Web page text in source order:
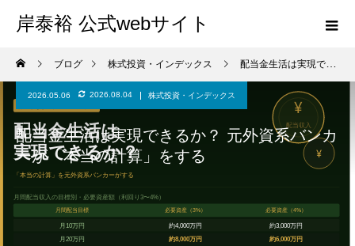
岸泰裕 公式webサイト
ブログ 株式投資・インデックス 配当金生活は実現できるか？ 元外資系バンカーが「本当の計算」をする
2026.05.06 2026.08.04 株式投資・インデックス
配当金生活は実現できるか？ 元外資系バンカ
ーが「本当の計算」をする